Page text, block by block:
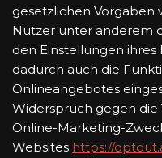
gesetzlichen Vorgaben
Nutzer unter anderem
den Einstellungen ihres
dadurch auch die
Onlineangebotes
Widerspruch gegen die
Online-Marketing-
Websites https://